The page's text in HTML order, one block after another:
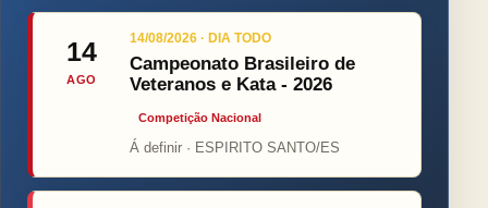
14
AGO
14/08/2026 · DIA TODO
Campeonato Brasileiro de
Veteranos e Kata - 2026
Competição Nacional
Á definir · ESPIRITO SANTO/ES